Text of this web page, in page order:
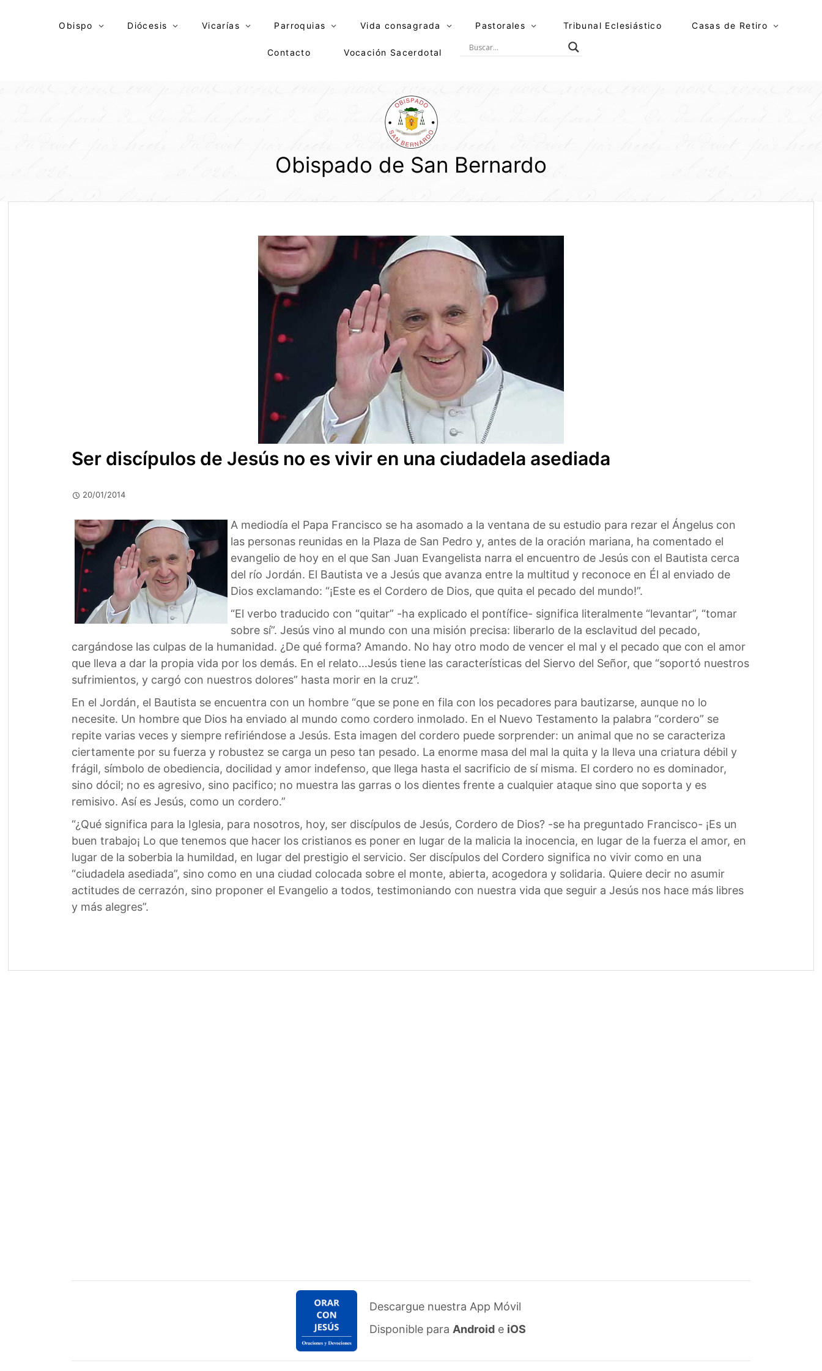
Obispo Diócesis Vicarías Parroquias Vida consagrada Pastorales Tribunal Eclesiástico Casas de Retiro
Contacto Vocación Sacerdotal
Obispado de San Bernardo
Ser discípulos de Jesús no es vivir en una ciudadela asediada
20/01/2014
A mediodía el Papa Francisco se ha asomado a la ventana de su estudio para rezar el Ángelus con
las personas reunidas en la Plaza de San Pedro y, antes de la oración mariana, ha comentado el
evangelio de hoy en el que San Juan Evangelista narra el encuentro de Jesús con el Bautista cerca
del río Jordán. El Bautista ve a Jesús que avanza entre la multitud y reconoce en Él al enviado de
Dios exclamando: “¡Este es el Cordero de Dios, que quita el pecado del mundo!”.
“El verbo traducido con “quitar” -ha explicado el pontífice- significa literalmente “levantar”, “tomar
sobre sí”. Jesús vino al mundo con una misión precisa: liberarlo de la esclavitud del pecado,
cargándose las culpas de la humanidad. ¿De qué forma? Amando. No hay otro modo de vencer el mal y el pecado que con el amor
que lleva a dar la propia vida por los demás. En el relato…Jesús tiene las características del Siervo del Señor, que “soportó nuestros
sufrimientos, y cargó con nuestros dolores” hasta morir en la cruz”.
En el Jordán, el Bautista se encuentra con un hombre “que se pone en fila con los pecadores para bautizarse, aunque no lo
necesite. Un hombre que Dios ha enviado al mundo como cordero inmolado. En el Nuevo Testamento la palabra “cordero” se
repite varias veces y siempre refiriéndose a Jesús. Esta imagen del cordero puede sorprender: un animal que no se caracteriza
ciertamente por su fuerza y robustez se carga un peso tan pesado. La enorme masa del mal la quita y la lleva una criatura débil y
frágil, símbolo de obediencia, docilidad y amor indefenso, que llega hasta el sacrificio de sí misma. El cordero no es dominador,
sino dócil; no es agresivo, sino pacifico; no muestra las garras o los dientes frente a cualquier ataque sino que soporta y es
remisivo. Así es Jesús, como un cordero.”
“¿Qué significa para la Iglesia, para nosotros, hoy, ser discípulos de Jesús, Cordero de Dios? -se ha preguntado Francisco- ¡Es un
buen trabajo¡ Lo que tenemos que hacer los cristianos es poner en lugar de la malicia la inocencia, en lugar de la fuerza el amor, en
lugar de la soberbia la humildad, en lugar del prestigio el servicio. Ser discípulos del Cordero significa no vivir como en una
“ciudadela asediada”, sino como en una ciudad colocada sobre el monte, abierta, acogedora y solidaria. Quiere decir no asumir
actitudes de cerrazón, sino proponer el Evangelio a todos, testimoniando con nuestra vida que seguir a Jesús nos hace más libres
y más alegres”.
Descargue nuestra App Móvil
Disponible para Android e iOS